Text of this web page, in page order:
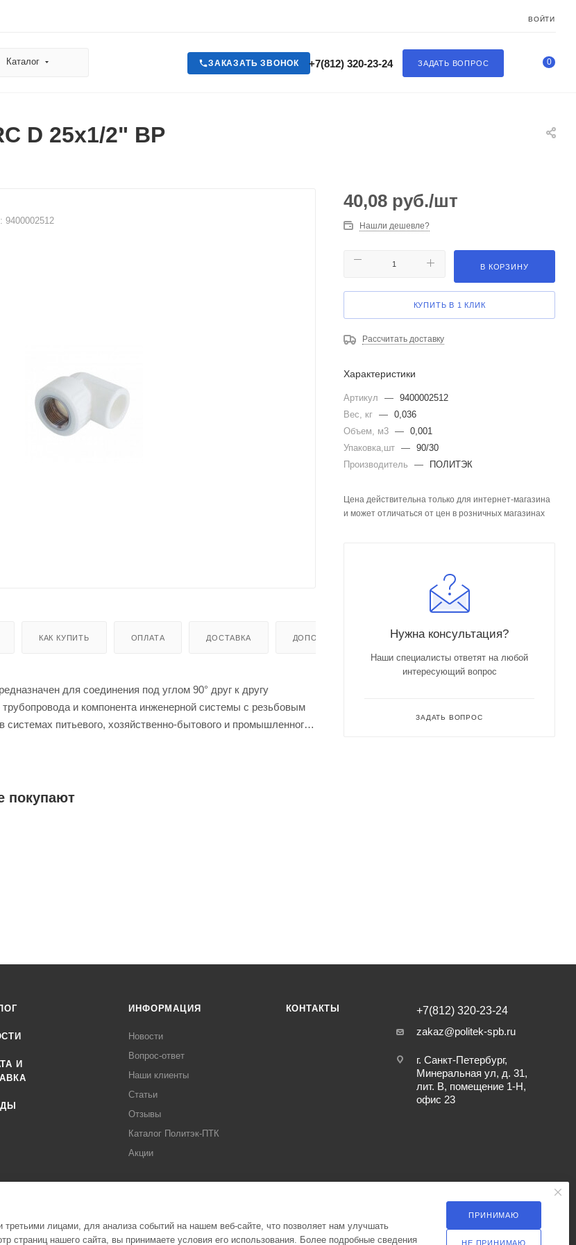
ВОЙТИ
Каталог ЗАДАТЬ ВОПРОС
+7(812) 320-23-24
ЗАКАЗАТЬ ЗВОНОК 0
D 25х1/2" ВР
9400002512
КАК КУПИТЬ ОПЛАТА ДОСТАВКА ДОПОЛНИТЕЛЬНО
для соединения под углом 90° друг к другу
и компонента инженерной системы с резьбовым
питьевого, хозяйственно-бытового и промышленного
покупают
40,08 руб./шт
Нашли дешевле?
В КОРЗИНУ
КУПИТЬ В 1 КЛИК
Рассчитать доставку
Характеристики
Артикул — 9400002512
Вес, кг — 0,036
Объем, м3 — 0,001
Упаковка,шт — 90/30
Производитель
— ПОЛИТЭК
Цена действительна только для интернет-магазина
и может отличаться от цен в розничных магазинах
Нужна консультация?
Наши специалисты ответят на любой
интересующий вопрос
ЗАДАТЬ ВОПРОС
И
ИНФОРМАЦИЯ
Новости
Вопрос-ответ
Наши клиенты
Статьи
Отзывы
Каталог Политэк-ПТК
Акции
КОНТАКТЫ
+7(812) 320-23-24
zakaz@politek-spb.ru
г. Санкт-Петербург,
Минеральная ул, д. 31,
лит. В, помещение 1-Н,
офис 23
лицами, для анализа событий на нашем веб-сайте, что позволяет нам улучшать
страниц нашего сайта, вы принимаете условия его использования. Более подробные сведения
ПРИНИМАЮ
НЕ ПРИНИМАЮ